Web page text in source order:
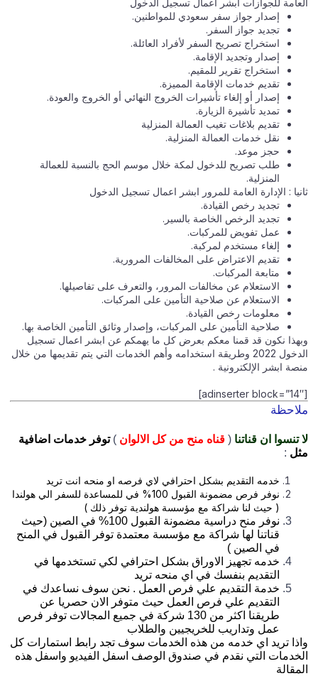
إصدار جواز سفر سعودي للمواطنين.
تجديد جواز السفر.
استخراج تصريح السفر لأفراد العائلة.
إصدار وتجديد الإقامة.
استخراج تقرير للمقيم.
تقديم خدمات الإقامة المميزة.
إصدار أو إلغاء تأشيرات الخروج النهائي أو الخروج والعودة.
تمديد تأشيرة الزيارة.
تقديم بلاغات تغيب العمالة المنزلية
نقل خدمات العمالة المنزلية.
حجز موعد.
طلب تصريح للدخول لمكة خلال موسم الحج بالنسبة للعمالة
المنزلية.
ثانيا : الإدارة العامة للمرور ابشر اعمال تسجيل الدخول
تجديد رخص القيادة.
تجديد الرخص الخاصة بالسير.
عمل تفويض للمركبات.
إلغاء مستخدم لمركبة.
تقديم الاعتراض على المخالفات المرورية.
متابعة المركبات.
الاستعلام عن مخالفات المرور، والتعرف على تفاصيلها.
الاستعلام عن صلاحية التأمين على المركبات.
معلومات رخص القيادة.
صلاحية التأمين على المركبات، وإصدار وثائق التأمين الخاصة بها.
وبهذا نكون قد قمنا معكم بعرض كل ما يهمكم عن ابشر اعمال تسجيل
الدخول 2022 وطريقة استخدامه وأهم الخدمات التي يتم تقديمها من خلال
منصة ابشر الإلكترونية .
[adinserter block=”14″]
ملاحظة
لا تنسوا ان قناتنا ( قناه منح من كل الالوان )توفر خدمات اضافية
مثل :
خدمه التقديم بشكل احترافي لاي فرصه او منحه انت تريد
نوفر فرص مضمونة القبول 100% في للمساعدة للسفر الي هولندا
( حيث لنا شراكة مع مؤسسة هولندية توفر ذلك )
نوفر منح دراسية مضمونة القبول 100% في الصين (حيث
قناتنا لها شراكة مع مؤسسة معتمدة توفر القبول في المنح
في الصين )
خدمه تجهيز الاوراق بشكل احترافي لكي تستخدمها في
التقديم بنفسك في اي منحه تريد
خدمة التقديم علي فرص العمل . نحن سوف نساعدك في
التقديم علي فرص العمل حيث متوفر الان حصريا عن
طريقنا اكثر من 130 شركة في جميع المجالات توفر فرص
عمل وتداريب للخريجيين والطلاب
واذا تريد اي خدمه من هذه الخدمات سوف تجد رابط استمارات كل
الخدمات التي نقدم في صندوق الوصف اسفل الفيديو واسفل هذه
المقالة